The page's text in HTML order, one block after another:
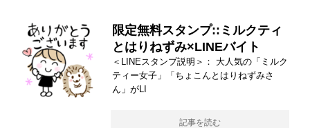
限定無料スタンプ::ミルクティ
とはりねずみ×LINEバイト
＜LINEスタンプ説明＞： 大人気の「ミルク
ティー女子」「ちょこんとはりねずみさ
ん」がLI
記事を読む